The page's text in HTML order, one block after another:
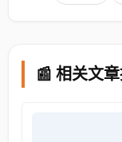
📰 相关文